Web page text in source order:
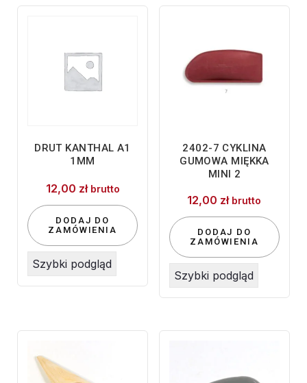
DRUT KANTHAL A1
1MM
12,00 zł brutto
DODAJ DO
ZAMÓWIENIA
Szybki podgląd
2402-7 CYKLINA
GUMOWA MIĘKKA
MINI 2
12,00 zł brutto
DODAJ DO
ZAMÓWIENIA
Szybki podgląd